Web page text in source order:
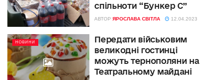
спільноти “Бункер С”
АВТОР ЯРОСЛАВА СВІТЛА 12.04.2023
НОВИНИ
Передати військовим
великодні гостинці
можуть тернополяни на
Театральному майдані